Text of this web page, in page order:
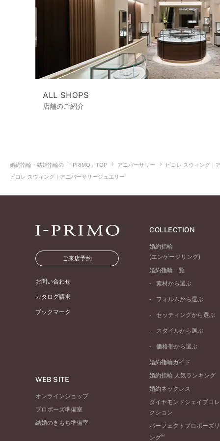
ALL SHOPS
店舗のご紹介
婚約指輪・結婚指輪の「I-PRIMO」TOP アニバーサリー
ピコレ スウィング｜
ピコレ スウィング｜アニバーサリージュエリー
ご来店予約
お問い合わせ
カタログ請求
ブックマーク
WEB SITE
オンラインショップ
プロポーズ準備室
結婚のきもち準備室
COLLECTION
婚約指輪
(エンゲージリング)
婚約指輪一覧
素材から選ぶ
プラチナ
ピンクゴールド
ペールブラウンゴール
フォルムから選ぶ
ストレートライン
V字ライン
セッティングから選ぶ
ソリテール
ダブルサイドメレ
ラインメレ
スタイルから選ぶ
シンプル
モード
エレガント
ゴージャス
価格帯から選ぶ
50万円台～
20万円台～
10万円台～
婚約指輪ガイド
婚約指輪 人気ランキング
婚約ネックレス
ダイヤモンドシェイプコレ
クション
パーフェクトプロポーズリ
ング®